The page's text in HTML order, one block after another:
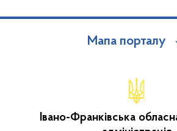
Мапа порталу
Івано-Франківська